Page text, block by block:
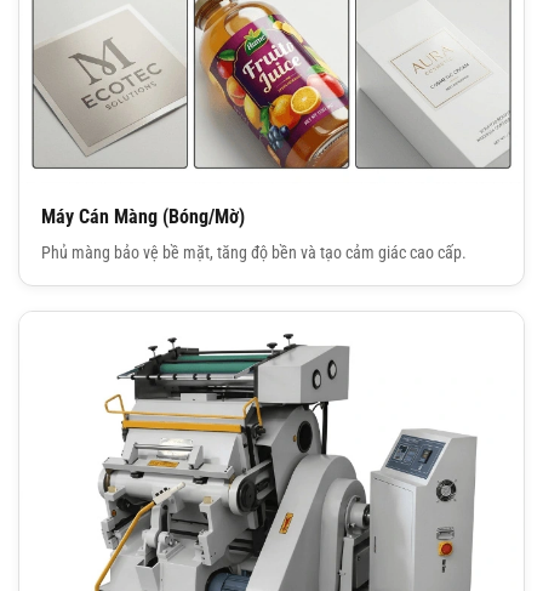
Máy Cán Màng (Bóng/Mờ)
Phủ màng bảo vệ bề mặt, tăng độ bền và tạo cảm giác cao cấp.